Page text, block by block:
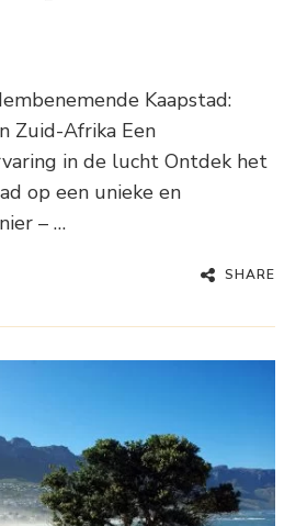
Kaapstad:
Zuid-Afrika Een
in de lucht Ontdek het
op een unieke en
– …
SHARE